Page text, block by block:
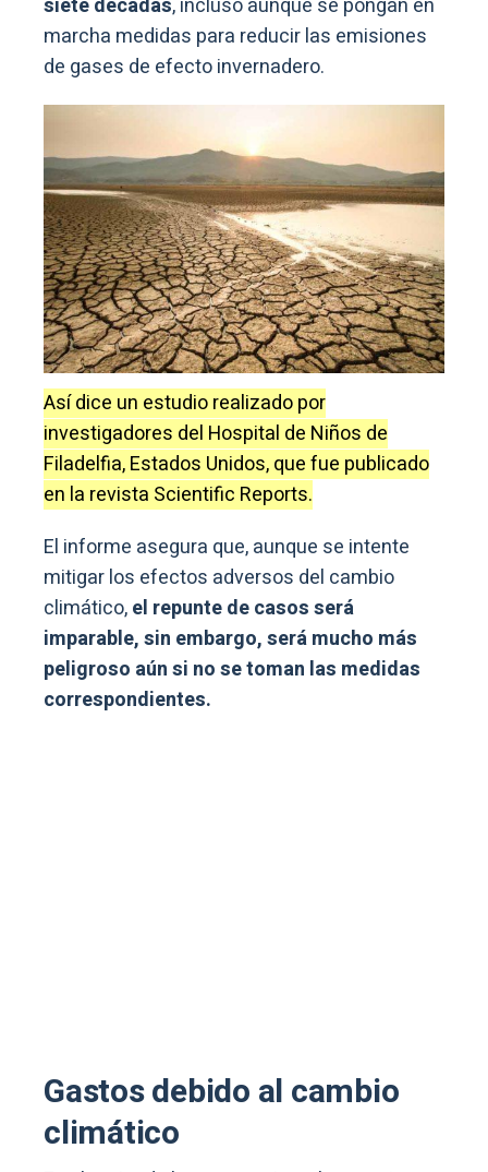
siete décadas, incluso aunque se pongan en
marcha medidas para reducir las emisiones
de gases de efecto invernadero.
Así dice un estudio realizado por
investigadores del Hospital de Niños de
Filadelfia, Estados Unidos, que fue publicado
en la revista Scientific Reports.
El informe asegura que, aunque se intente
mitigar los efectos adversos del cambio
climático,el repunte de casos será
imparable, sin embargo, será mucho más
peligroso aún si no se toman las medidas
correspondientes.
Gastos debido al cambio
climático